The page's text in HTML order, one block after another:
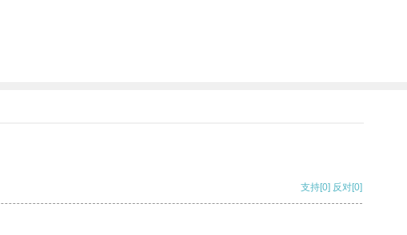
支持[0] 反对[0]